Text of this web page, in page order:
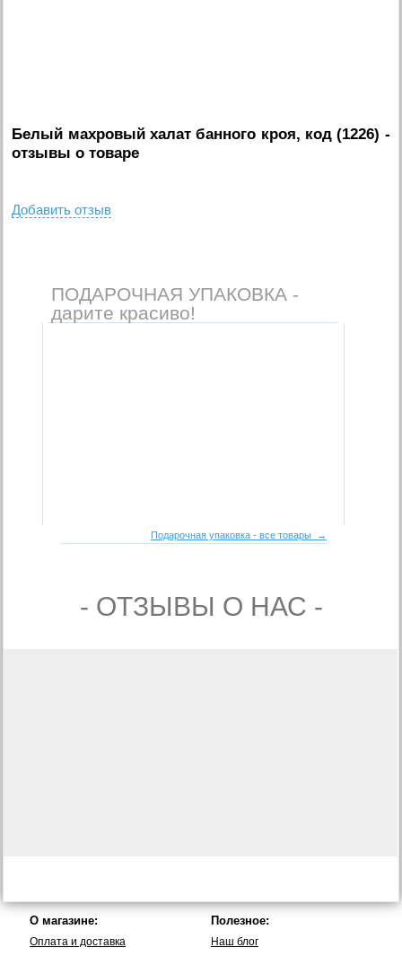
Белый махровый халат банного кроя, код (1226) -
отзывы о товаре
Добавить отзыв
ПОДАРОЧНАЯ УПАКОВКА -
дарите красиво!
Подарочная упаковка - все товары →
- ОТЗЫВЫ О НАС -
О магазине:
Оплата и доставка
Полезное:
Наш блог